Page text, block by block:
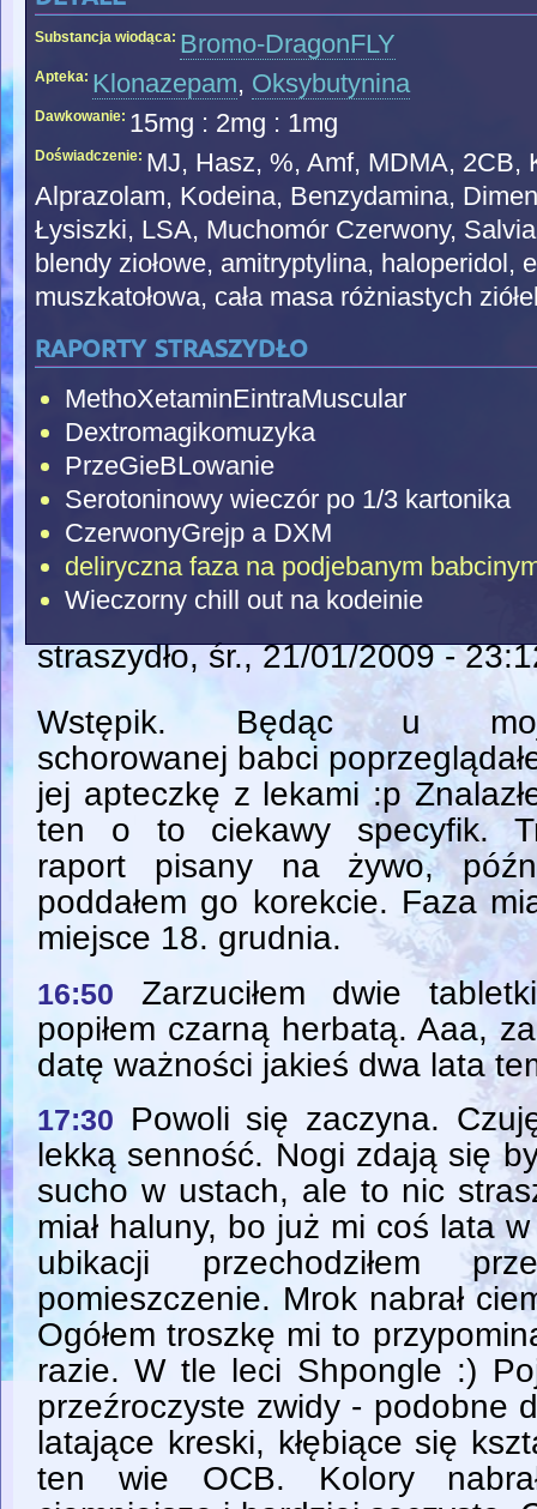
Substancja wiodąca: Bromo-DragonFLY
Apteka: Klonazepam, Oksybutynina
Dawkowanie: 15mg : 2mg : 1mg
Doświadczenie: MJ, Hasz, %, Amf, MDMA, 2CB,
Alprazolam, Kodeina, Benzydamina,
Łysiszki, LSA, Muchomór Czerwony,
blendy ziołowe, amitryptylina, haloperidol,
muszkatołowa, cała masa różniastych
raporty straszydło
MethoXetaminEintraMuscular
Dextromagikomuzyka
PrzeGieBLowanie
Serotoninowy wieczór po 1/3 kartonika
CzerwonyGrejp a DXM
deliryczna faza na podjebanym
Wieczorny chill out na kodeinie
straszydło, śr., 21/01/2009 -
Wstępik. Będąc u
schorowanej babci
jej apteczkę z lekami :p
ten o to ciekawy specyfik.
raport pisany na żywo,
poddałem go korekcie. Faza
miejsce 18. grudnia.
16:50 Zarzuciłem dwie
popiłem czarną herbatą. Aaa,
datę ważności jakieś dwa lata
17:30 Powoli się zaczyna.
lekką senność. Nogi zdają się
sucho w ustach, ale to nic
miał haluny, bo już mi coś lata
ubikacji przechodziłem
pomieszczenie. Mrok nabrał
Ogółem troszkę mi to
razie. W tle leci Shpongle :)
przeźroczyste zwidy - podobne
latające kreski, kłębiące się
ten wie OCB. Kolory